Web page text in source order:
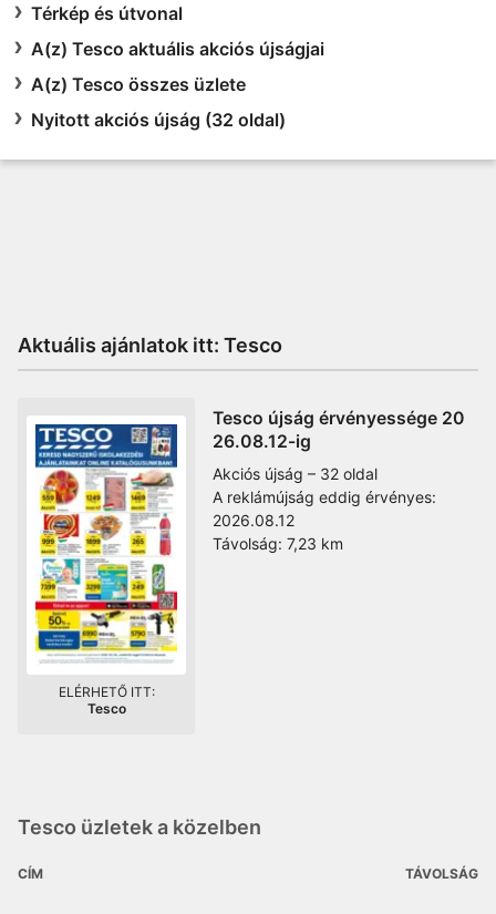
Térkép és útvonal
A(z) Tesco aktuális akciós újságjai
A(z) Tesco összes üzlete
Nyitott akciós újság (32 oldal)
Aktuális ajánlatok itt: Tesco
Tesco újság érvényessége 20
26.08.12-ig
Akciós újság – 32 oldal
A reklámújság eddig érvényes:
2026.08.12
Távolság: 7,23 km
ELÉRHETŐ ITT:
Tesco
Tesco üzletek a közelben
CÍM TÁVOLSÁG